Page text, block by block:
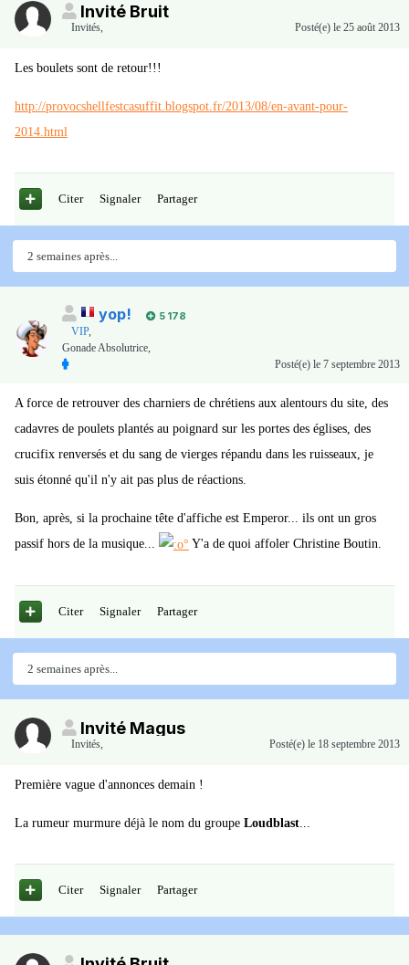
Invité Bruit
Invités, Posté(e) le 25 août 2013
Les boulets sont de retour!!!
http://provocshellfestcasuffit.blogspot.fr/2013/08/en-avant-pour-
2014.html
Citer Signaler Partager
2 semaines après...
yop!
5 178
VIP,
Gonade Absolutrice,
Posté(e) le 7 septembre 2013
A force de retrouver des charniers de chrétiens aux alentours du site, des
cadavres de poulets plantés au poignard sur les portes des églises, des
crucifix renversés et du sang de vierges répandu dans les ruisseaux, je
suis étonné qu'il n'y ait pas plus de réactions.
Bon, après, si la prochaine tête d'affiche est Emperor... ils ont un gros
passif hors de la musique...
Y'a de quoi affoler Christine Boutin.
Citer Signaler Partager
2 semaines après...
Invité Magus
Invités, Posté(e) le 18 septembre 2013
Première vague d'annonces demain !
La rumeur murmure déjà le nom du groupe Loudblast
Citer Signaler Partager